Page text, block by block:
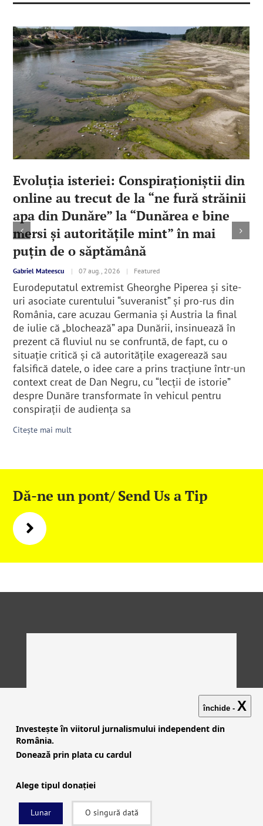
Evoluția isteriei: Conspiraționiștii din
online au trecut de la “ne fură străinii
apa din Dunăre” la “Dunărea e bine
mersi și autoritățile mint” în mai
puțin de o săptămână
Gabriel Mateescu | 07 aug., 2026 | Featured
Eurodeputatul extremist Gheorghe Piperea și site-
uri asociate curentului “suveranist” și pro-rus din
România, care acuzau Germania și Austria la final
de iulie că „blochează” apa Dunării, insinuează în
prezent că fluviul nu se confruntă, de fapt, cu o
situație critică și că autoritățile exagerează sau
falsifică datele, o idee care a prins tracțiune într-un
context creat de Dan Negru, cu “lecții de istorie”
despre Dunăre transformate în vehicul pentru
conspirații de audiența sa
Citește mai mult
Dă-ne un pont/ Send Us a Tip
Investigații Știri |Explicative
închide - X
Investește în viitorul jurnalismului independent din
România.
Donează prin plata cu cardul
Alege tipul donației
Lunar O singură dată